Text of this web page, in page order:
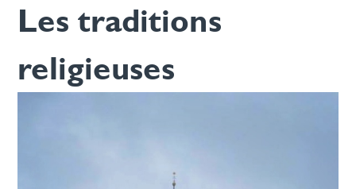
Les traditions
religieuses